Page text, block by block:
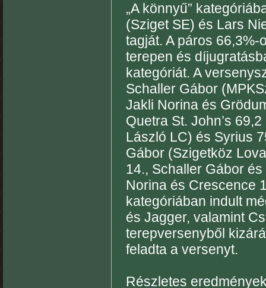
„A könnyű”
(Sziget SE) és Lars
tagját. A páros
terepen és
kategóriát. A
Schaller Gábor
Jakli Norina és
Quetra St. John’s
László LC) és Syrius
Gábor (Szigetköz
14., Schaller Gábor
Norina és Crescence
kategóriában indult
és Jagger, valamint
terepversenyből
feladta a versenyt.
Részletes